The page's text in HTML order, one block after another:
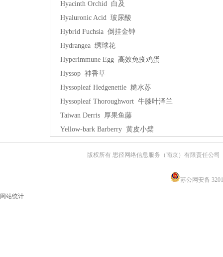
Hyacinth Orchid 白及
Hyaluronic Acid 玻尿酸
Hybrid Fuchsia 倒挂金钟
Hydrangea 绣球花
Hyperimmune Egg 高效免疫鸡蛋
Hyssop 神香草
Hyssopleaf Hedgenettle 糙水苏
Hyssopleaf Thoroughwort 牛膝叶泽兰
Taiwan Derris 厚果鱼藤
Yellow-bark Barberry 黄皮小檗
版权所有 思径网络信息服务（南京）有限责任公
苏公网安备
网站统计